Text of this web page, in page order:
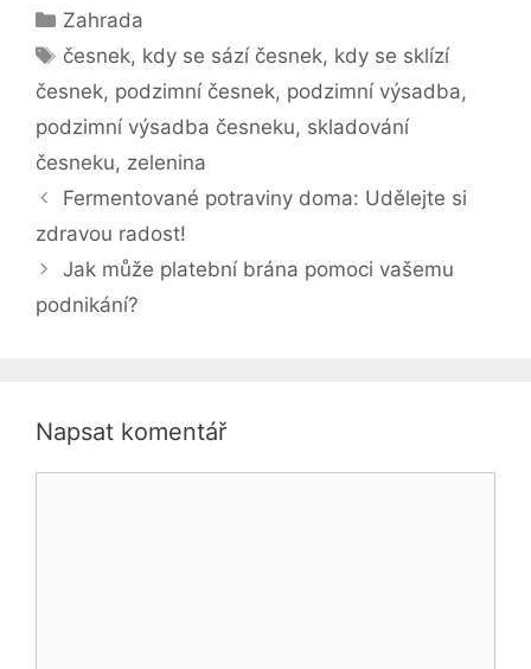
Rubriky
Zahrada
Štítky
česnek, kdy se sází česnek, kdy se sklízí
česnek, podzimní česnek, podzimní výsadba,
podzimní výsadba česneku, skladování
česneku, zelenina
Fermentované potraviny doma: Udělejte si
zdravou radost!
Jak může platební brána pomoci vašemu
podnikání?
Napsat komentář